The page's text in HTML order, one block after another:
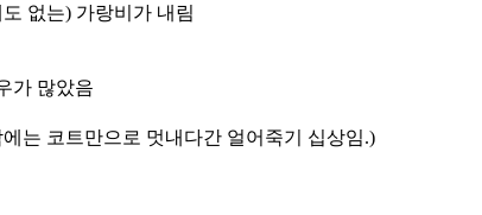
없는) 가랑비가 내림
가 많았음
는 코트만으로 멋내다간 얼어죽기 십상임.)